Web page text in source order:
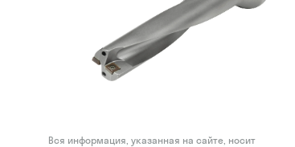
Вся информация, указанная на сайте, носит